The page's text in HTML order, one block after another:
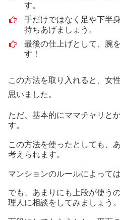
す。
手だけではなく足や下半
持ちあげましょう。
最後の仕上げとして、腕
す！
この方法を取り入れると、女
思いました。
ただ、基本的にママチャリと
す。
この方法を使ったとしても、
考えられます。
マンションのルールによって
でも、あまりにも上段が使う
理人に相談をしてみましょう。